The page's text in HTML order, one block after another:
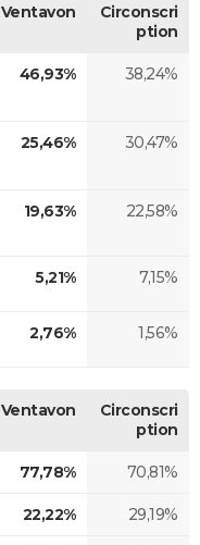
Ventavon
Circonscri
ption
46,93% 38,24%
25,46% 30,47%
19,63% 22,58%
5,21% 7,15%
2,76% 1,56%
Ventavon
Circonscri
ption
77,78% 70,81%
22,22% 29,19%